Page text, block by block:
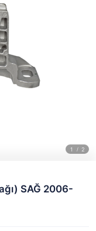
SAĞ 2006-